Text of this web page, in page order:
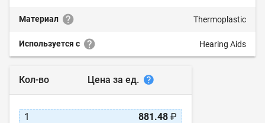
Материал Thermoplastic
Используется с Hearing Aids
Кол-во Цена за ед.
1 881.48 ₽